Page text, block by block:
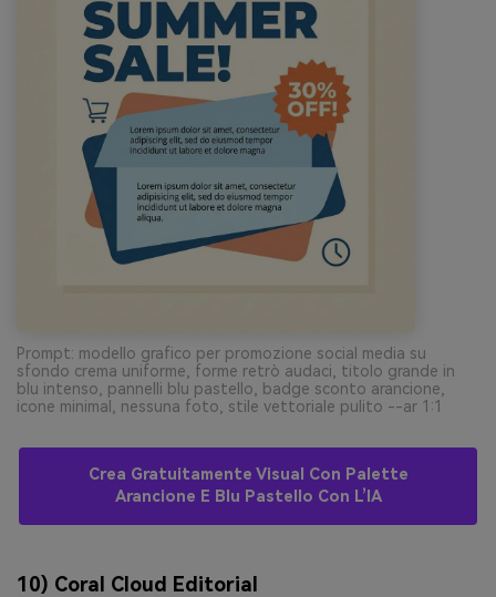
Prompt: modello grafico per promozione social media su
sfondo crema uniforme, forme retrò audaci, titolo grande in
blu intenso, pannelli blu pastello, badge sconto arancione,
icone minimal, nessuna foto, stile vettoriale pulito --ar 1:1
Crea Gratuitamente Visual Con Palette
Arancione E Blu Pastello Con L’IA
10) Coral Cloud Editorial